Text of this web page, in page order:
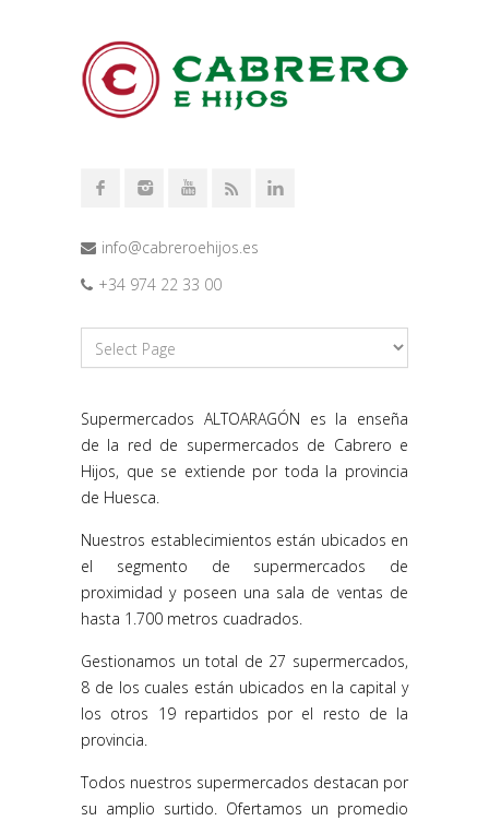
info@cabreroehijos.es
+34 974 22 33 00
Supermercados ALTOARAGÓN es la enseña
de la red de supermercados de Cabrero e
Hijos, que se extiende por toda la provincia
de Huesca.
Nuestros establecimientos están ubicados en
el segmento de supermercados de
proximidad y poseen una sala de ventas de
hasta 1.700 metros cuadrados.
Gestionamos un total de 27 supermercados,
8 de los cuales están ubicados en la capital y
los otros 19 repartidos por el resto de la
provincia.
Todos nuestros supermercados destacan por
su amplio surtido. Ofertamos un promedio